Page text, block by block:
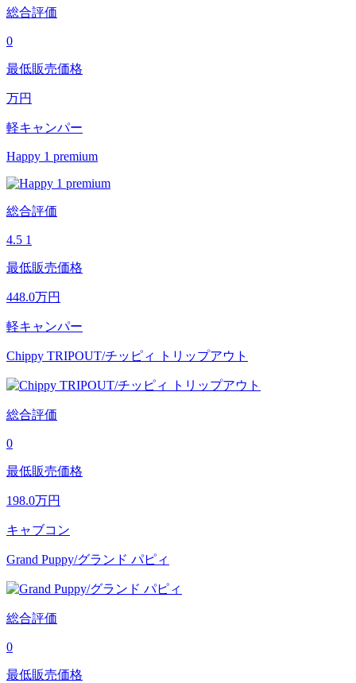
総合評価
0
最低販売価格
万円
軽キャンパー
Happy 1 premium
総合評価
4.5 1
最低販売価格
448.0万円
軽キャンパー
Chippy TRIPOUT/チッピィ トリップアウト
総合評価
0
最低販売価格
198.0万円
キャブコン
Grand Puppy/グランド パピィ
総合評価
0
最低販売価格